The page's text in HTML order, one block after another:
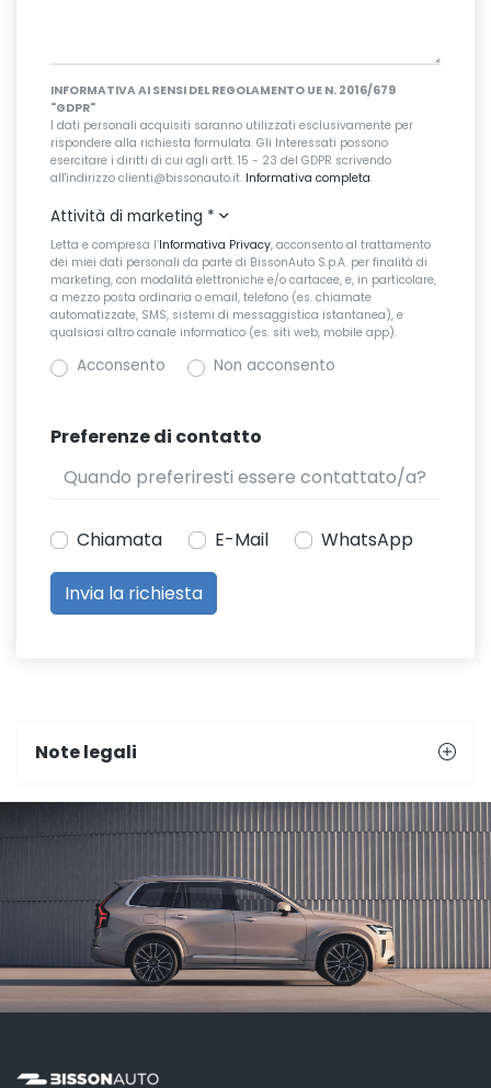
INFORMATIVA AI SENSI DEL REGOLAMENTO UE N. 2016/679
"GDPR"
I dati personali acquisiti saranno utilizzati esclusivamente per
rispondere alla richiesta formulata. Gli Interessati possono
esercitare i diritti di cui agli artt. 15 - 23 del GDPR scrivendo
all'indirizzo clienti@bissonauto.it. Informativa completa.
Attività di marketing *
Letta e compresa l’Informativa Privacy, acconsento al trattamento
dei miei dati personali da parte di BissonAuto S.p.A. per finalità di
marketing, con modalità elettroniche e/o cartacee, e, in particolare,
a mezzo posta ordinaria o email, telefono (es. chiamate
automatizzate, SMS, sistemi di messaggistica istantanea), e
qualsiasi altro canale informatico (es. siti web, mobile app).
Acconsento Non acconsento
Preferenze di contatto
Chiamata E-Mail WhatsApp
Note legali